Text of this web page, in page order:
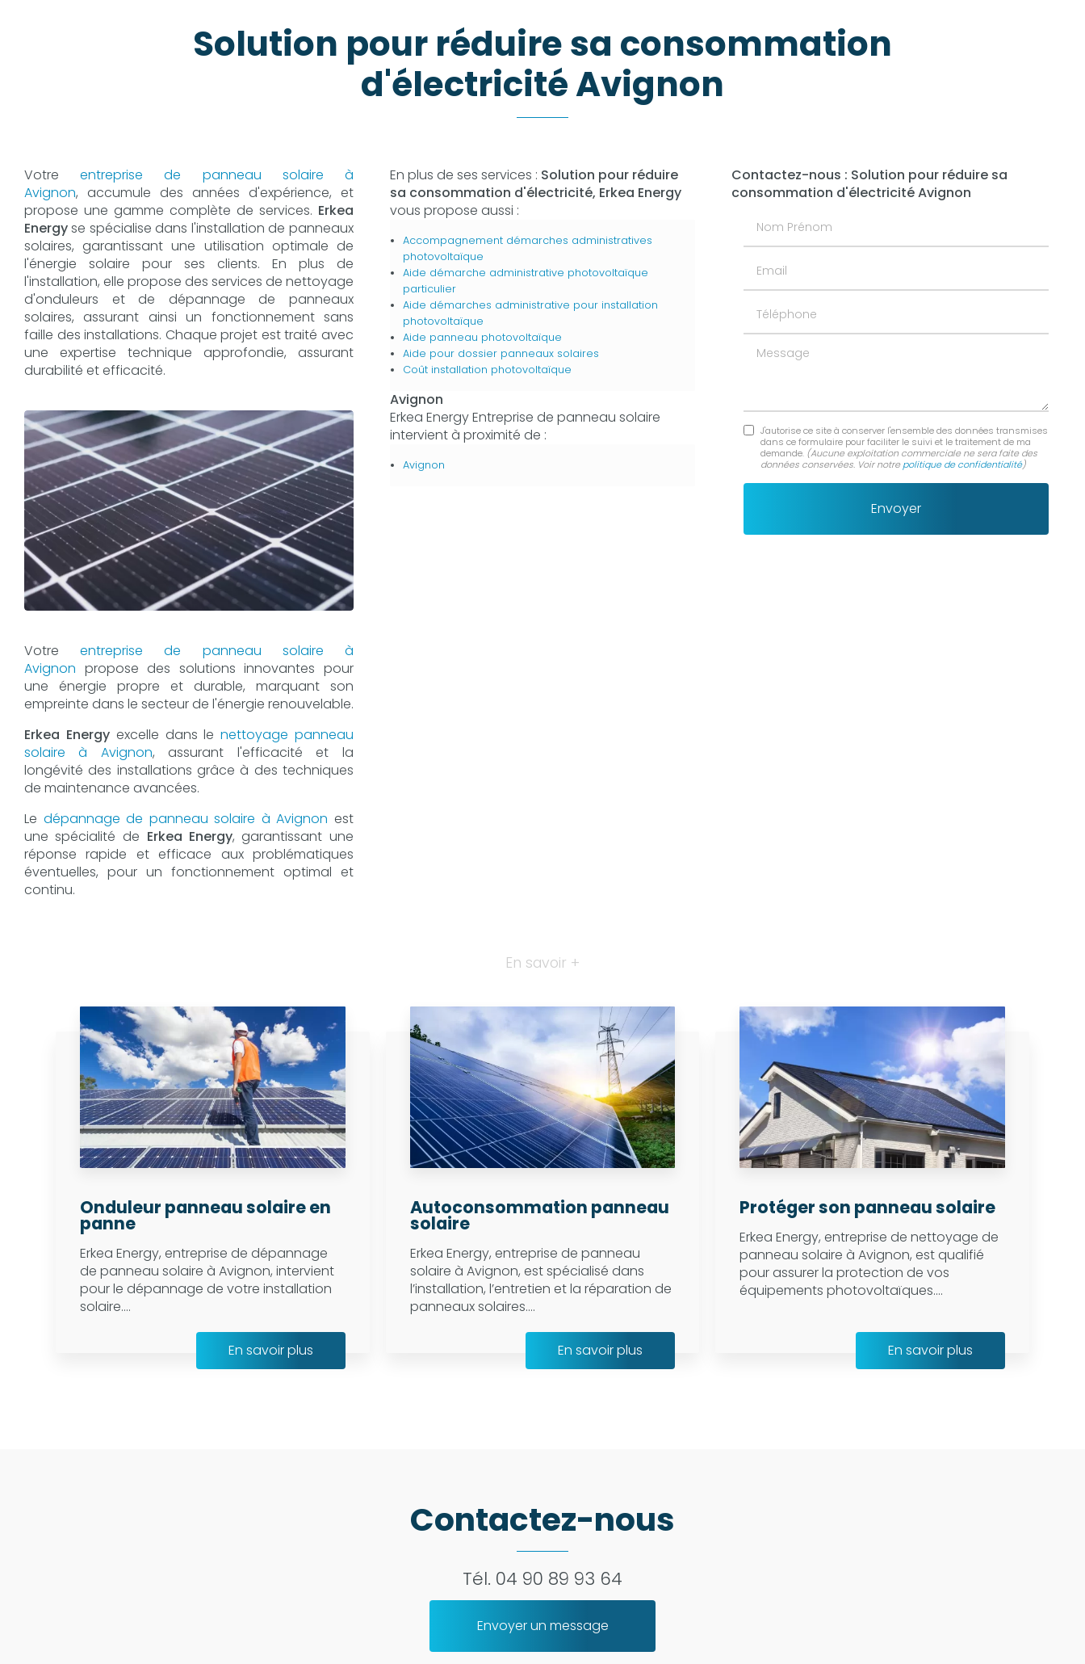
Solution pour réduire sa consommation
d'électricité Avignon
Votreentreprise de panneau solaire à
Avignon, accumule des années d'expérience, et
propose une gamme complète de services. Erkea
Energyse spécialise dans l'installation de panneaux
solaires, garantissant une utilisation optimale de
l'énergie solaire pour ses clients. En plus de
l'installation, elle propose des services de nettoyage
d'onduleurs et de dépannage de panneaux
solaires, assurant ainsi un fonctionnement sans
faille des installations. Chaque projet est traité avec
une expertise technique approfondie, assurant
durabilité et efficacité.
Votreentreprise de panneau solaire à
Avignon propose des solutions innovantes pour
une énergie propre et durable, marquant son
empreinte dans le secteur de l'énergie renouvelable.
Erkea Energyexcelle dans lenettoyage panneau
solaire à Avignon, assurant l'efficacité et la
longévité des installations grâce à des techniques
de maintenance avancées.
Le dépannage de panneau solaire à Avignon est
une spécialité de Erkea Energy, garantissant une
réponse rapide et efficace aux problématiques
éventuelles, pour un fonctionnement optimal et
continu.
En plus de ses services : Solution pour réduire
sa consommation d'électricité, Erkea Energy
vous propose aussi :
Accompagnement démarches administratives
photovoltaïque
Aide démarche administrative photovoltaïque
particulier
Aide démarches administrative pour installation
photovoltaïque
Aide panneau photovoltaïque
Aide pour dossier panneaux solaires
Coût installation photovoltaïque
Avignon
Erkea Energy Entreprise de panneau solaire
intervient à proximité de :
Avignon
Contactez-nous : Solution pour réduire sa
consommation d'électricité Avignon
Message
J'autorise ce site à conserver l'ensemble des données transmises
dans ce formulaire pour faciliter le suivi et le traitement de ma
demande. (Aucune exploitation commerciale ne sera faite des
données conservées. Voir notre politique de confidentialité)
En savoir +
Onduleur panneau solaire en
panne
Erkea Energy, entreprise de dépannage
de panneau solaire à Avignon, intervient
pour le dépannage de votre installation
solaire....
En savoir plus
Autoconsommation panneau
solaire
Erkea Energy, entreprise de panneau
solaire à Avignon, est spécialisé dans
l’installation, l’entretien et la réparation de
panneaux solaires....
En savoir plus
Protéger son panneau solaire
Erkea Energy, entreprise de nettoyage de
panneau solaire à Avignon, est qualifié
pour assurer la protection de vos
équipements photovoltaïques....
En savoir plus
Contactez-nous
Tél. 04 90 89 93 64
Envoyer un message